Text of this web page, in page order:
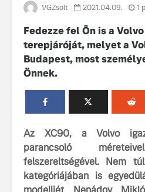
VGZsolt 2021.04.09. 1
Fedezze fel Ön is a
terepjáróját, melyet a
Budapest, most
Önnek.
Az XC90, a Volvo
parancsoló
felszereltségével. Nem
kategóriájában is
Volvo élmények a
Milliók számára
elérhető a Volvo
Car UX élmény
Az új Volvo